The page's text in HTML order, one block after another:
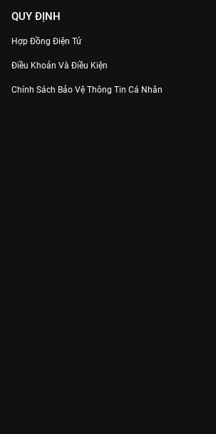
QUY ĐỊNH
Hợp Đồng Điện Tử
Điều Khoản Và Điều Kiện
Chính Sách Bảo Vệ Thông Tin Cá Nhân